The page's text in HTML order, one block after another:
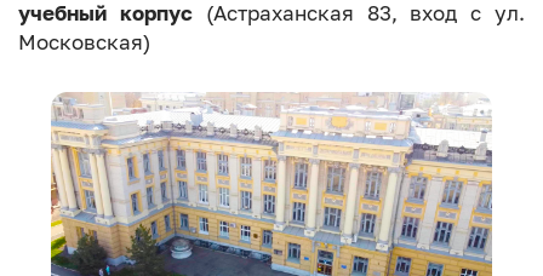
учебный корпус(Астраханская 83, вход с ул.
Московская)